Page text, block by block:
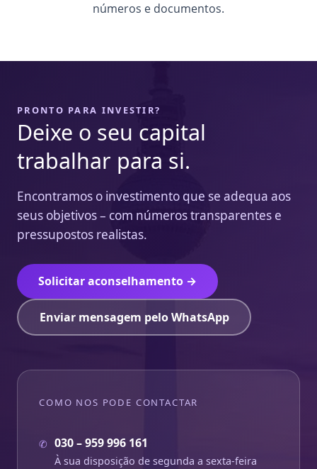
números e documentos.
PRONTO PARA INVESTIR?
Deixe o seu capital
trabalhar para si.
Encontramos o investimento que se adequa aos
seus objetivos – com números transparentes e
pressupostos realistas.
Solicitar aconselhamento →
Enviar mensagem pelo WhatsApp
COMO NOS PODE CONTACTAR
✆ 030 – 959 996 161
À sua disposição de segunda a sexta-feira